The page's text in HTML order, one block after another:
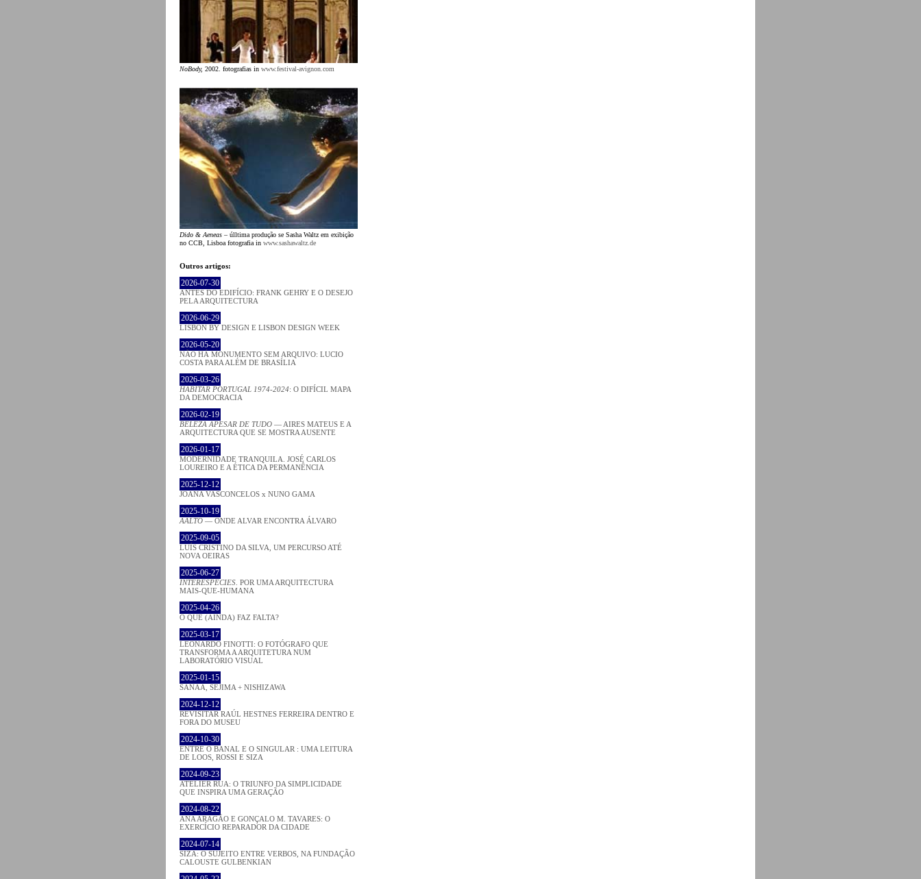
NoBody, 2002. fotografias in www.festival-avignon.com
Dido & Aeneas – úlltima produção se Sasha Waltz em exibição
no CCB, Lisboa fotografia in www.sashawaltz.de
Outros artigos:
2026-07-30
ANTES DO EDIFÍCIO: FRANK GEHRY E O DESEJO
PELA ARQUITECTURA
2026-06-29
LISBON BY DESIGN E LISBON DESIGN WEEK
2026-05-20
NÃO HÁ MONUMENTO SEM ARQUIVO: LUCIO
COSTA PARA ALÉM DE BRASÍLIA
2026-03-26
HABITAR PORTUGAL 1974-2024: O DIFÍCIL MAPA
DA DEMOCRACIA
2026-02-19
BELEZA APESAR DE TUDO — AIRES MATEUS E A
ARQUITECTURA QUE SE MOSTRA AUSENTE
2026-01-17
MODERNIDADE TRANQUILA. JOSÉ CARLOS
LOUREIRO E A ÉTICA DA PERMANÊNCIA
2025-12-12
JOANA VASCONCELOS x NUNO GAMA
2025-10-19
AALTO — ONDE ALVAR ENCONTRA ÁLVARO
2025-09-05
LUÍS CRISTINO DA SILVA, UM PERCURSO ATÉ
NOVA OEIRAS
2025-06-27
INTERESPECIES . POR UMA ARQUITECTURA
MAIS-QUE-HUMANA
2025-04-26
O QUE (AINDA) FAZ FALTA?
2025-03-17
LEONARDO FINOTTI: O FOTÓGRAFO QUE
TRANSFORMA A ARQUITETURA NUM
LABORATÓRIO VISUAL
2025-01-15
SANAA, SEJIMA + NISHIZAWA
2024-12-12
REVISITAR RAÚL HESTNES FERREIRA DENTRO E
FORA DO MUSEU
2024-10-30
ENTRE O BANAL E O SINGULAR : UMA LEITURA
DE LOOS, ROSSI E SIZA
2024-09-23
ATELIER RUA: O TRIUNFO DA SIMPLICIDADE
QUE INSPIRA UMA GERAÇÃO
2024-08-22
ANA ARAGÃO E GONÇALO M. TAVARES: O
EXERCÍCIO REPARADOR DA CIDADE
2024-07-14
SIZA: O SUJEITO ENTRE VERBOS, NA FUNDAÇÃO
CALOUSTE GULBENKIAN